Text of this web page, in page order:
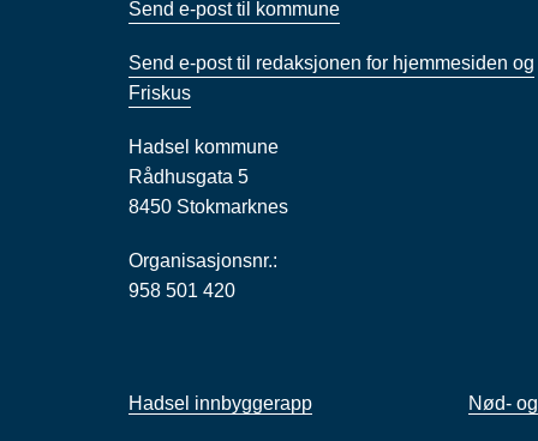
Send e-post til kommune
Send e-post til redaksjonen for hjemmesiden og
Friskus
Hadsel kommune
Rådhusgata 5
8450 Stokmarknes
Organisasjonsnr.:
958 501 420
Hadsel innbyggerapp Nød-